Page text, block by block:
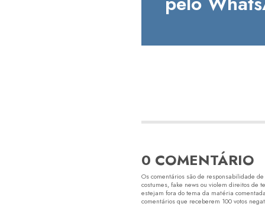
0 COMENTÁRIO
Os comentários são de responsabilidade
costumes, fake news ou violem direitos de
estejam fora do tema da matéria
comentários que receberem 100 votos